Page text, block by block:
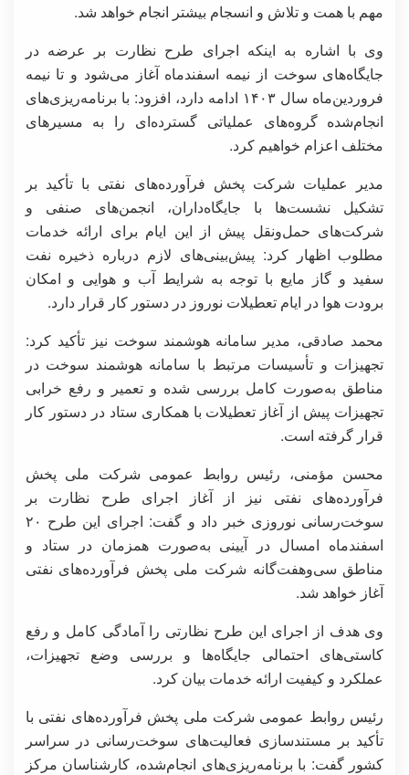
مهم با همت و تلاش و انسجام بیشتر انجام خواهد شد.
وی با اشاره به اینکه اجرای طرح نظارت بر عرضه در
جایگاه‌های سوخت از نیمه اسفندماه آغاز می‌شود و تا نیمه
فروردین‌ماه سال ۱۴۰۳ ادامه دارد، افزود: با برنامه‌ریزی‌های
انجام‌شده گروه‌های عملیاتی گسترده‌ای را به مسیرهای
مختلف اعزام خواهیم کرد.
مدیر عملیات شرکت پخش فرآورده‌های نفتی با تأکید بر
تشکیل نشست‌ها با جایگاه‌داران، انجمن‌های صنفی و
شرکت‌های حمل‌ونقل پیش از این ایام برای ارائه خدمات
مطلوب اظهار کرد: پیش‌بینی‌های لازم درباره ذخیره نفت
سفید و گاز مایع با توجه به شرایط آب و هوایی و امکان
برودت هوا در ایام تعطیلات نوروز در دستور کار قرار دارد.
محمد صادقی، مدیر سامانه هوشمند سوخت نیز تأکید کرد:
تجهیزات و تأسیسات مرتبط با سامانه هوشمند سوخت در
مناطق به‌صورت کامل بررسی شده و تعمیر و رفع خرابی
تجهیزات پیش از آغاز تعطیلات با همکاری ستاد در دستور کار
قرار گرفته است.
محسن مؤمنی، رئیس روابط عمومی شرکت ملی پخش
فرآورده‌های نفتی نیز از آغاز اجرای طرح نظارت بر
سوخت‌رسانی نوروزی خبر داد و گفت: اجرای این طرح ۲۰
اسفندماه امسال در آیینی به‌صورت همزمان در ستاد و
مناطق سی‌وهفت‌گانه شرکت ملی پخش فرآورده‌های نفتی
آغاز خواهد شد.
وی هدف از اجرای این طرح نظارتی را آمادگی کامل و رفع
کاستی‌های احتمالی جایگاه‌ها و بررسی وضع تجهیزات،
عملکرد و کیفیت ارائه خدمات بیان کرد.
رئیس‌ روابط عمومی شرکت ملی پخش فرآورده‌های نفتی با
تأکید بر مستندسازی فعالیت‌های سوخت‌رسانی در سراسر
کشور گفت: با برنامه‌ریزی‌های انجام‌شده، کارشناسان مرکز